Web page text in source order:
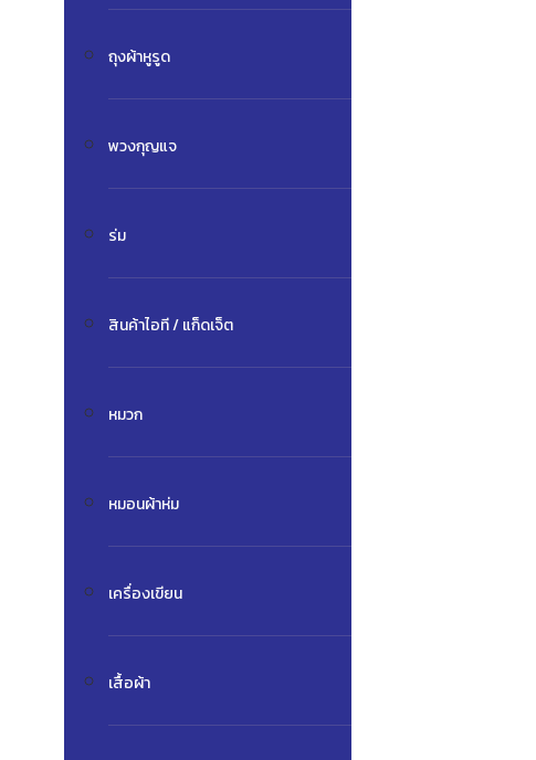
ถุงผ้าหูรูด
พวงกุญแจ
ร่ม
สินค้าไอที / แก็ดเจ็ต
หมวก
หมอนผ้าห่ม
เครื่องเขียน
เสื้อผ้า